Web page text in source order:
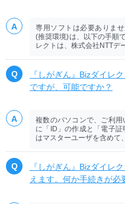
専用ソフトは必要ありま
(推奨環境)は、以下の手順
レクトは、株式会社NTTデ
『しがぎん』Bizダイレ
ですが、可能ですか？
複数のパソコンで、ご利
に「ID」の作成と「電子証
はマスターユーザを含めて
『しがぎん』Bizダイレ
えます。何か手続きが必